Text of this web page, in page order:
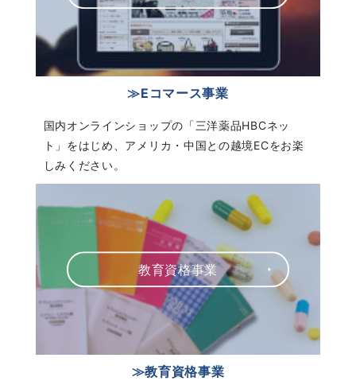
≫Eコマース事業
国内オンラインショップの「三洋薬品HBCネッ
ト」をはじめ、アメリカ・中国との越境ECをお楽
しみください。
教育資格事業
≫教育資格事業